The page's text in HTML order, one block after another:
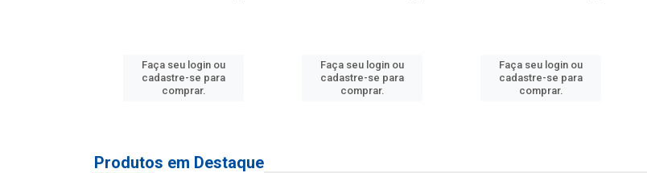
Faça seu login ou
cadastre-se para
comprar.
Faça seu login ou
cadastre-se para
comprar.
Faça seu login ou
cadastre-se para
comprar.
Produtos em Destaque